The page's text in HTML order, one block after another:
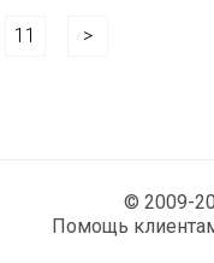
11 >
© 2009-
Помощь